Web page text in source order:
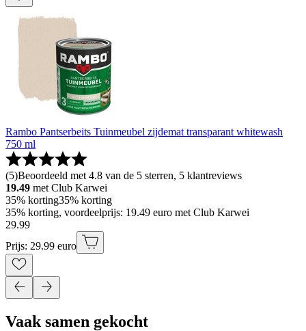
Rambo Pantserbeits Tuinmeubel zijdemat transparant whitewash
750 ml
(5)Beoordeeld met 4.8 van de 5 sterren, 5 klantreviews
19.49 met Club Karwei
35% korting35% korting
35% korting, voordeelprijs: 19.49 euro met Club Karwei
29.99
Prijs: 29.99 euro
Vaak samen gekocht